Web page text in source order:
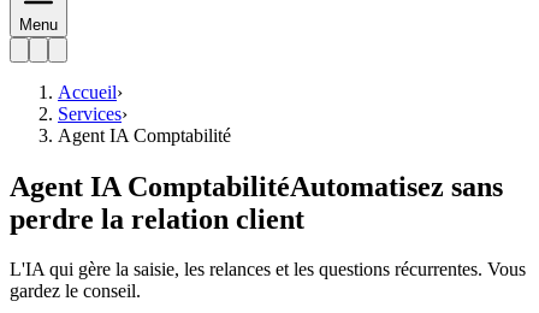
Menu
Accueil›
Services›
Agent IA Comptabilité
Agent IA ComptabilitéAutomatisez sans
perdre la relation client
L'IA qui gère la saisie, les relances et les questions récurrentes. Vous
gardez le conseil.